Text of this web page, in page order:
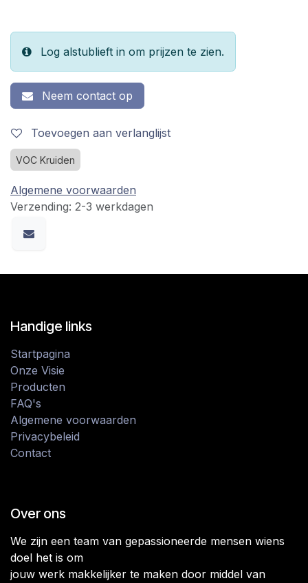
Log alstublieft in om prijzen te zien.
Neem contact op
Toevoegen aan verlanglijst
VOC Kruiden
Algemene voorwaarden
Verzending: 2-3 werkdagen
Handige links
Startpagina
Onze Visie
Producten
FAQ's
Algemene voorwaarden
Privacybeleid
Contact
Over ons
We zijn een team van gepassioneerde mensen wiens
doel het is om
jouw werk makkelijker te maken door middel van